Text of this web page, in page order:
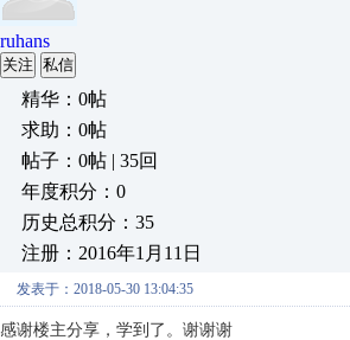
ruhans
关注 私信
精华：0帖
求助：0帖
帖子：0帖 | 35回
年度积分：0
历史总积分：35
注册：2016年1月11日
发表于：2018-05-30 13:04:35
感谢楼主分享，学到了。谢谢谢